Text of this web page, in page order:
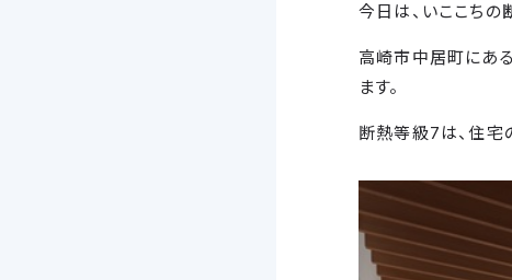
今日は、いここちの
高崎市中居町にあ
ます。
断熱等級7は、住宅